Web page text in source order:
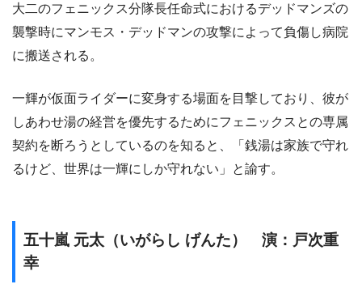
大二のフェニックス分隊長任命式におけるデッドマンズの
襲撃時にマンモス・デッドマンの攻撃によって負傷し病院
に搬送される。
一輝が仮面ライダーに変身する場面を目撃しており、彼が
しあわせ湯の経営を優先するためにフェニックスとの専属
契約を断ろうとしているのを知ると、「銭湯は家族で守れ
るけど、世界は一輝にしか守れない」と諭す。
五十嵐 元太（いがらし げんた） 演：戸次重
幸